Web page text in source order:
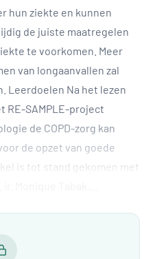
hun ziekte en kunnen
de juiste maatregelen
te voorkomen. Meer
van longaanvallen zal
Leerdoelen Na het lezen
RE-SAMPLE-project
de COPD-zorg kan
de opzet van goede
is tot stand gekomen met